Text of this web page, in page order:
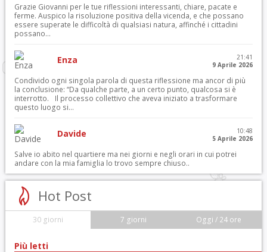
Grazie Giovanni per le tue riflessioni interessanti, chiare, pacate e
ferme. Auspico la risoluzione positiva della vicenda, e che possano
essere superate le difficoltà di qualsiasi natura, affinché i cittadini
possano...
Enza
21:41
9 Aprile 2026
Condivido ogni singola parola di questa riflessione ma ancor di più
la conclusione: “Da qualche parte, a un certo punto, qualcosa si è
interrotto. Il processo collettivo che aveva iniziato a trasformare
questo luogo si...
Davide
10:48
5 Aprile 2026
Salve io abito nel quartiere ma nei giorni e negli orari in cui potrei
andare con la mia famiglia lo trovo sempre chiuso..
Hot Post
30 giorni 7 giorni Oggi / 24 ore
Più letti